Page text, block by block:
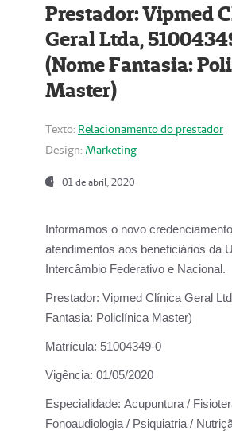
Prestador: Vipmed
Geral Ltda,
(Nome Fantasia:
Master)
Texto: Relacionamento do prestador
Design: Marketing
01 de abril, 2020
Informamos o novo
atendimentos aos beneficiários da
Intercâmbio Federativo e Nacional.
Prestador: Vipmed Clínica Geral
Fantasia: Policlínica Master)
Matrícula: 51004349-0
Vigência: 01/05/2020
Especialidade: Acupuntura /
Fonoaudiologia / Psiquiatria /